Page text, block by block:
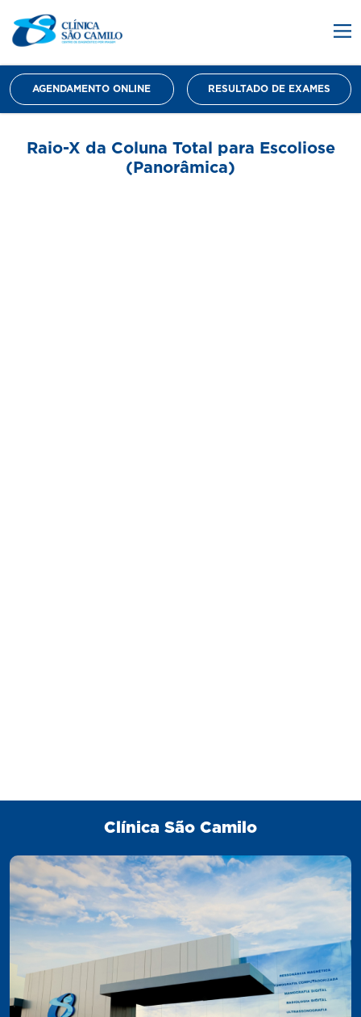
AGENDAMENTO ONLINE RESULTADO DE EXAMES
Raio-X da Coluna Total para Escoliose
(Panorâmica)
Clínica São Camilo